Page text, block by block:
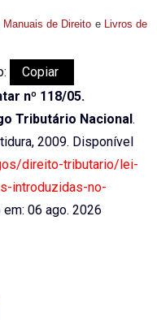
Manuais de Direito e Livros de
Copiar
nº 118/05.
Tributário Nacional .
2009. Disponível
direito-tributario/lei-
introduzidas-no-
06 ago. 2026